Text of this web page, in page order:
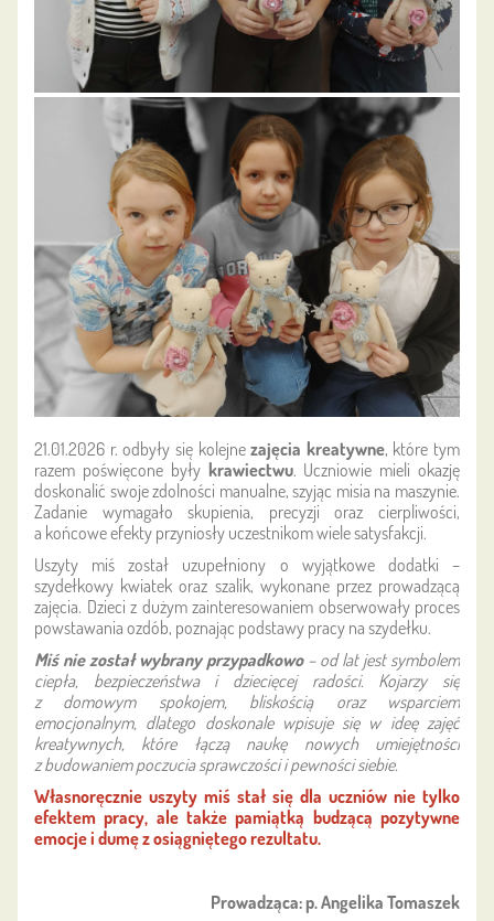
21.01.2026 r. odbyły się kolejnezajęcia kreatywne, które tym
razem poświęcone były krawiectwu. Uczniowie mieli okazję
doskonalić swoje zdolności manualne, szyjąc misia na maszynie.
Zadanie wymagało skupienia, precyzji oraz cierpliwości,
a końcowe efekty przyniosły uczestnikom wiele satysfakcji.
Uszyty miś został uzupełniony o wyjątkowe dodatki –
szydełkowy kwiatek oraz szalik, wykonane przez prowadzącą
zajęcia. Dzieci z dużym zainteresowaniem obserwowały proces
powstawania ozdób, poznając podstawy pracy na szydełku.
Miś nie został wybrany przypadkowo– od lat jest symbolem
ciepła, bezpieczeństwa i dziecięcej radości. Kojarzy się
z domowym spokojem, bliskością oraz wsparciem
emocjonalnym, dlatego doskonale wpisuje się w ideę zajęć
kreatywnych, które łączą naukę nowych umiejętności
z budowaniem poczucia sprawczości i pewności siebie.
Własnoręcznie uszyty miś stał się dla uczniów nie tylko
efektem pracy, ale także pamiątką budzącą pozytywne
emocje i dumę z osiągniętego rezultatu.
Prowadząca: p. Angelika Tomaszek